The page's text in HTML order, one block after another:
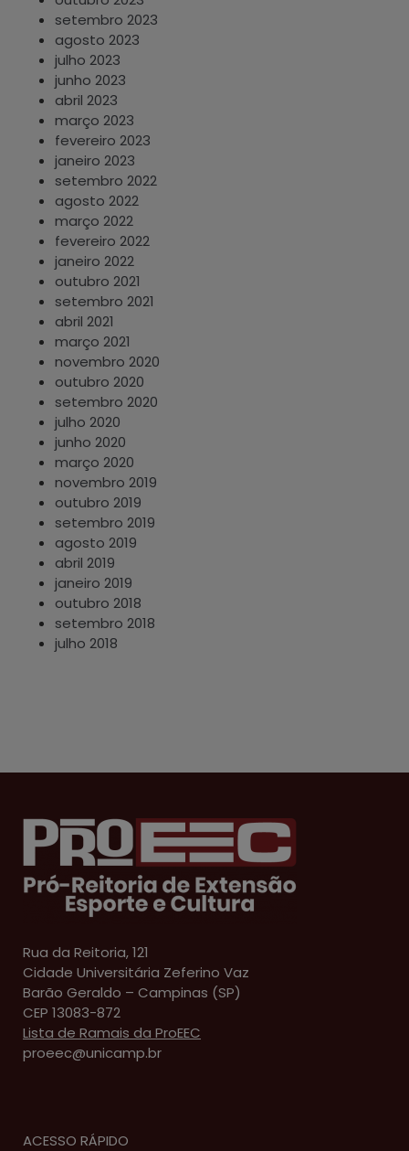
setembro 2023
agosto 2023
julho 2023
junho 2023
abril 2023
março 2023
fevereiro 2023
janeiro 2023
setembro 2022
agosto 2022
março 2022
fevereiro 2022
janeiro 2022
outubro 2021
setembro 2021
abril 2021
março 2021
novembro 2020
outubro 2020
setembro 2020
julho 2020
junho 2020
março 2020
novembro 2019
outubro 2019
setembro 2019
agosto 2019
abril 2019
janeiro 2019
outubro 2018
setembro 2018
julho 2018
Rua da Reitoria, 121
Cidade Universitária Zeferino Vaz
Barão Geraldo – Campinas (SP)
CEP 13083-872
Lista de Ramais da ProEEC
proeec@unicamp.br
ACESSO RÁPIDO